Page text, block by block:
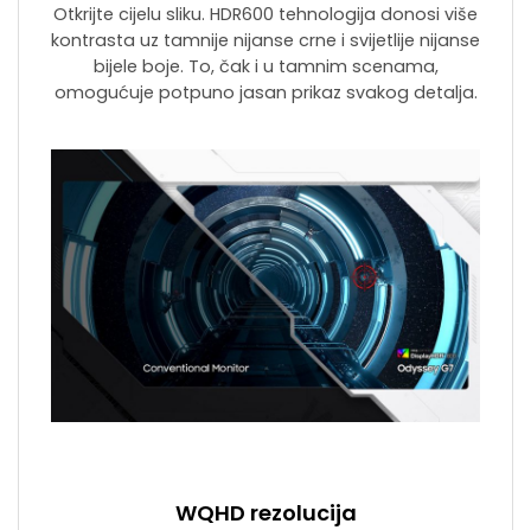
Otkrijte cijelu sliku. HDR600 tehnologija donosi više
kontrasta uz tamnije nijanse crne i svijetlije nijanse
bijele boje. To, čak i u tamnim scenama,
omogućuje potpuno jasan prikaz svakog detalja.
WQHD rezolucija